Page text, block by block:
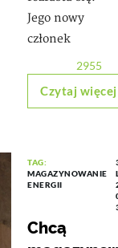
Jego nowy
członek
2955
Czytaj więcej
TAG:
MAGAZYNOWANIE
ENERGII
Chcą